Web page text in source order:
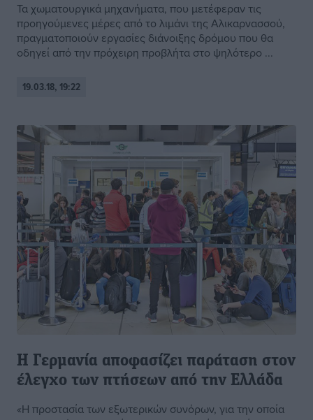
Τα χωματουργικά μηχανήματα, που μετέφεραν τις
προηγούμενες μέρες από το λιμάνι της Αλικαρνασσού,
πραγματοποιούν εργασίες διάνοιξης δρόμου που θα
οδηγεί από την πρόχειρη προβλήτα στο ψηλότερο ...
19.03.18, 19:22
Η Γερμανία αποφασίζει παράταση στον
έλεγχο των πτήσεων από την Ελλάδα
«Η προστασία των εξωτερικών συνόρων, για την οποία